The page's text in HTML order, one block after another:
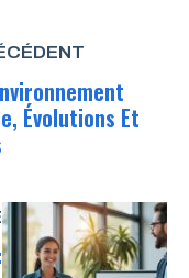
Évolutions Et